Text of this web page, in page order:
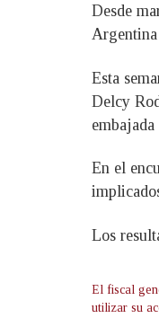
Desde
Argentina
Esta
Delcy
En el
Los
El fiscal
utilizar su